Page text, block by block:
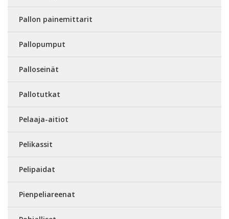
Pallon painemittarit
Pallopumput
Palloseinät
Pallotutkat
Pelaaja-aitiot
Pelikassit
Pelipaidat
Pienpeliareenat